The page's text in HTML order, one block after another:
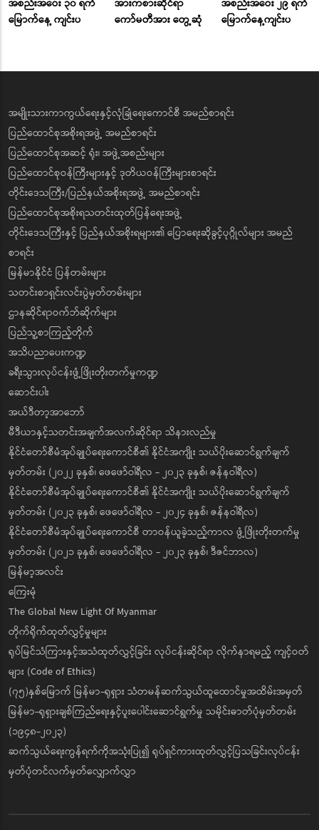
အစည်းအဝေး ၃၀ ရက်
မြောက်နေ့ ကျင်းပ
အားကစားဆိုင်ရာ
ကော်မတီအား တွေ့ဆုံ
အစည်းအဝေး ၂၉ ရက်
မြောက်နေ့ကျင်းပ
အမျိုးသားကာကွယ်ရေးနှင့်လုံခြုံရေးကောင်စီ အမည်စာရင်း
ပြည်ထောင်စုအစိုးရအဖွဲ့ အမည်စာရင်း
ပြည်ထောင်စုအဆင့် ရုံး၊ အဖွဲ့အစည်းများ
ပြည်ထောင်စုဝန်ကြီးများနှင့် ဒုတိယဝန်ကြီးများစာရင်း
တိုင်းဒေသကြီး/ပြည်နယ်အစိုးရအဖွဲ့ အမည်စာရင်း
ပြည်ထောင်စုအစိုးရသတင်းထုတ်ပြန်ရေးအဖွဲ့
တိုင်းဒေသကြီးနှင့် ပြည်နယ်အစိုးရများ၏ ပြောရေးဆိုခွင့်ပုဂ္ဂိုလ်များ အမည်
စာရင်း
မြန်မာနိုင်ငံ ပြန်တမ်းများ
သတင်းစာရှင်းလင်းပွဲမှတ်တမ်းများ
ဌာနဆိုင်ရာဝက်ဘ်ဆိုက်များ
ပြည်သူ့စာကြည့်တိုက်
အသိပညာပေးကဏ္ဍ
ခရီးသွားလုပ်ငန်းဖွံ့ဖြိုးတိုးတက်မှုကဏ္ဍ
ဆောင်းပါး
အယ်ဒီတာ့အာဘော်
မီဒီယာနှင့်သတင်းအချက်အလက်ဆိုင်ရာ သိနားလည်မှု
နိုင်ငံတော်စီမံအုပ်ချုပ်ရေးကောင်စီ၏ နိုင်ငံအကျိုး သယ်ပိုးဆောင်ရွက်ချက်
မှတ်တမ်း (၂၀၂၂ ခုနှစ်၊ ဖေဖော်ဝါရီလ - ၂၀၂၃ ခုနှစ်၊ ဇန်နဝါရီလ)
နိုင်ငံတော်စီမံအုပ်ချုပ်ရေးကောင်စီ၏ နိုင်ငံအကျိုး သယ်ပိုးဆောင်ရွက်ချက်
မှတ်တမ်း (၂၀၂၃ ခုနှစ်၊ ဖေဖော်ဝါရီလ - ၂၀၂၄ ခုနှစ်၊ ဇန်နဝါရီလ)
နိုင်ငံတော်စီမံအုပ်ချုပ်ရေးကောင်စီ တာဝန်ယူခဲ့သည့်ကာလ ဖွံ့ဖြိုးတိုးတက်မှု
မှတ်တမ်း (၂၀၂၁ ခုနှစ်၊ ဖေဖော်ဝါရီလ - ၂၀၂၃ ခုနှစ်၊ ဒီဇင်ဘာလ)
မြန်မာ့အလင်း
ကြေးမုံ
The Global New Light Of Myanmar
တိုက်ရိုက်ထုတ်လွှင့်မှုများ
ရုပ်မြင်သံကြားနှင့်အသံထုတ်လွှင့်ခြင်း လုပ်ငန်းဆိုင်ရာ လိုက်နာရမည့် ကျင့်ဝတ်
များ (Code of Ethics)
(၇၅)နှစ်မြောက် မြန်မာ-ရုရှား သံတမန်ဆက်သွယ်ထူထောင်မှုအထိမ်းအမှတ်
မြန်မာ-ရုရှားချစ်ကြည်ရေးနှင့်ပူးပေါင်းဆောင်ရွက်မှု သမိုင်းဓာတ်ပုံမှတ်တမ်း
(၁၉၄၈-၂၀၂၃)
ဆက်သွယ်ရေးကွန်ရက်ကိုအသုံးပြု၍ ရုပ်ရှင်ကားထုတ်လွှင့်ပြသခြင်းလုပ်ငန်း
မှတ်ပုံတင်လက်မှတ်လျှောက်လွှာ